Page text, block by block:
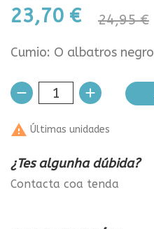
23,70 € 24,95 €
Cumio: O albatros negro
 Últimas unidades
¿Tes algunha dúbida?
Contacta coa tenda